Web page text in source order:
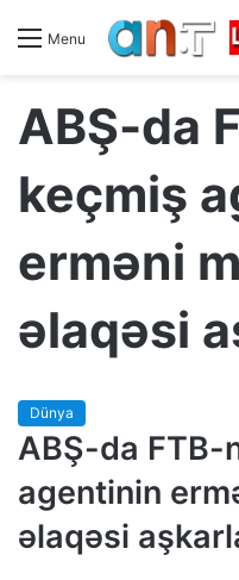
Menu
ABŞ-da
keçmiş
erməni
əlaqəsi
Dünya
ABŞ-da FTB-
agentinin
əlaqəsi